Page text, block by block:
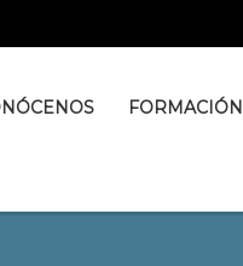
FORMACIÓN